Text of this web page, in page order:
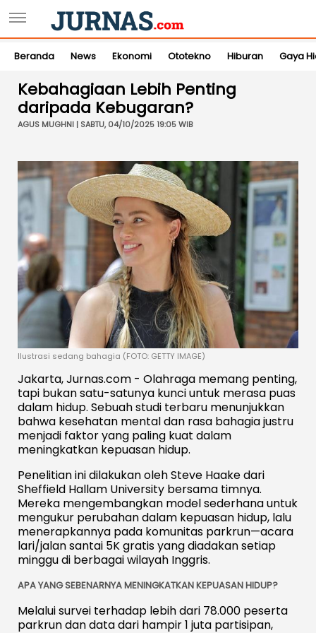
Beranda News Ekonomi Ototekno Hiburan Gaya
Kebahagiaan Lebih Penting
daripada Kebugaran?
AGUS MUGHNI | SABTU, 04/10/2025 19:05 WIB
Ilustrasi sedang bahagia (FOTO: GETTY IMAGE)
Jakarta, Jurnas.com - Olahraga memang penting,
tapi bukan satu-satunya kunci untuk merasa puas
dalam hidup. Sebuah studi terbaru menunjukkan
bahwa kesehatan mental dan rasa bahagia justru
menjadi faktor yang paling kuat dalam
meningkatkan kepuasan hidup.
Penelitian ini dilakukan oleh Steve Haake dari
Sheffield Hallam University bersama timnya.
Mereka mengembangkan model sederhana untuk
mengukur perubahan dalam kepuasan hidup, lalu
menerapkannya pada komunitas parkrun—acara
lari/jalan santai 5K gratis yang diadakan setiap
minggu di berbagai wilayah Inggris.
APA YANG SEBENARNYA MENINGKATKAN KEPUASAN HIDUP?
Melalui survei terhadap lebih dari 78.000 peserta
parkrun dan data dari hampir 1 juta partisipan,